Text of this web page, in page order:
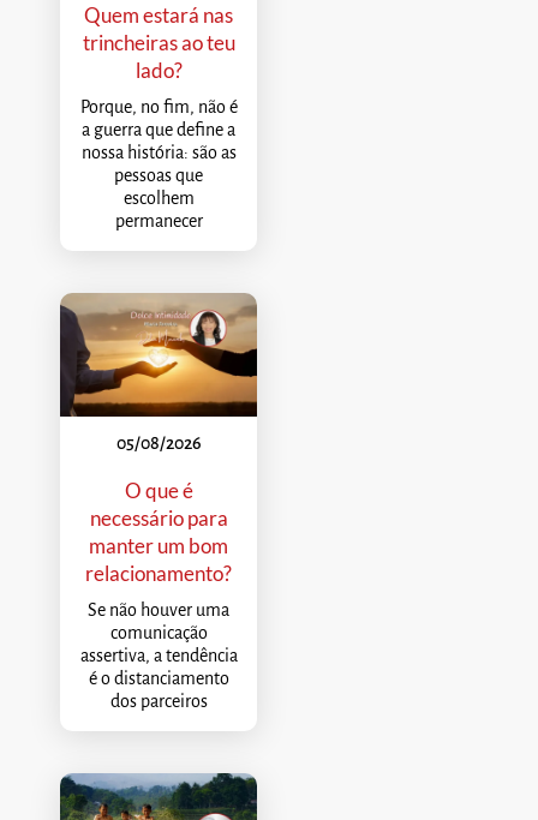
Quem estará nas
trincheiras ao teu
lado?
Porque, no fim, não é
a guerra que define a
nossa história: são as
pessoas que
escolhem
permanecer
05/08/2026
O que é
necessário para
manter um bom
relacionamento?
Se não houver uma
comunicação
assertiva, a tendência
é o distanciamento
dos parceiros